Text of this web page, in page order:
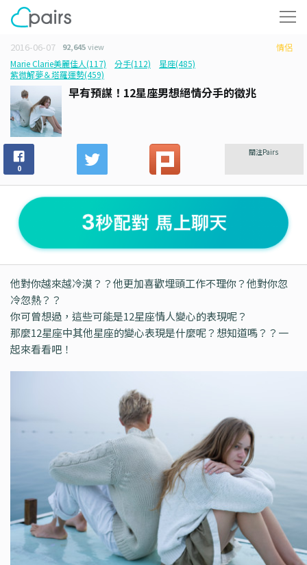
2016-06-07 92,645view
情侶
Marie Clarie美麗佳人(117)
分手(112)
星座(485)
紫微解夢＆塔羅運勢(459)
早有預謀！12星座男想絕情分手的徵兆
0
關注Pairs
他對你越來越冷漠？？他更加喜歡埋頭工作不理你？他對你忽
冷忽熱？？
你可曾想過，這些可能是12星座情人變心的表現呢？
那麼12星座中其他星座的變心表現是什麼呢？想知道嗎？？一
起來看看吧！